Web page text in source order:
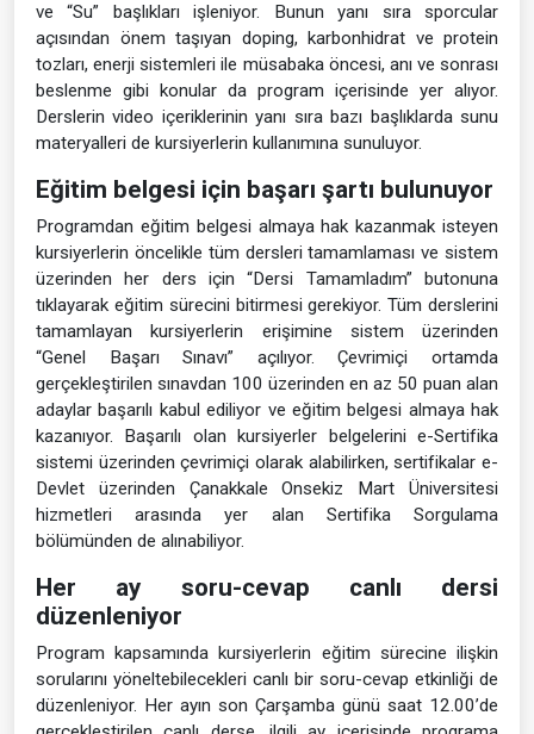
ve “Su” başlıkları işleniyor. Bunun yanı sıra sporcular
açısından önem taşıyan doping, karbonhidrat ve protein
tozları, enerji sistemleri ile müsabaka öncesi, anı ve sonrası
beslenme gibi konular da program içerisinde yer alıyor.
Derslerin video içeriklerinin yanı sıra bazı başlıklarda sunu
materyalleri de kursiyerlerin kullanımına sunuluyor.
Eğitim belgesi için başarı şartı bulunuyor
Programdan eğitim belgesi almaya hak kazanmak isteyen
kursiyerlerin öncelikle tüm dersleri tamamlaması ve sistem
üzerinden her ders için “Dersi Tamamladım” butonuna
tıklayarak eğitim sürecini bitirmesi gerekiyor. Tüm derslerini
tamamlayan kursiyerlerin erişimine sistem üzerinden
“Genel Başarı Sınavı” açılıyor. Çevrimiçi ortamda
gerçekleştirilen sınavdan 100 üzerinden en az 50 puan alan
adaylar başarılı kabul ediliyor ve eğitim belgesi almaya hak
kazanıyor. Başarılı olan kursiyerler belgelerini e-Sertifika
sistemi üzerinden çevrimiçi olarak alabilirken, sertifikalar e-
Devlet üzerinden Çanakkale Onsekiz Mart Üniversitesi
hizmetleri arasında yer alan Sertifika Sorgulama
bölümünden de alınabiliyor.
Her ay soru-cevap canlı dersi
düzenleniyor
Program kapsamında kursiyerlerin eğitim sürecine ilişkin
sorularını yöneltebilecekleri canlı bir soru-cevap etkinliği de
düzenleniyor. Her ayın son Çarşamba günü saat 12.00’de